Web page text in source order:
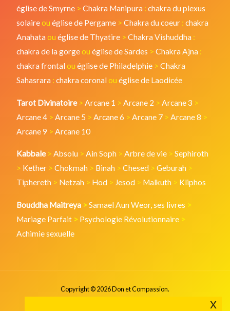
église de Smyrne > Chakra Manipura : chakra du plexus
solaireou église de Pergame > Chakra du coeur : chakra
Anahata ou église de Thyatire > Chakra Vishuddha :
chakra de la gorgeou église de Sardes > Chakra Ajna :
chakra frontalou église de Philadelphie > Chakra
Sahasrara : chakra coronal ou église de Laodicée
Tarot Divinatoire > Arcane 1 > Arcane 2 > Arcane 3 >
Arcane 4 > Arcane 5 > Arcane 6 > Arcane 7 > Arcane 8 >
Arcane 9 > Arcane 10
Kabbale> Absolu > Ain Soph > Arbre de vie > Sephiroth
> Kether > Chokmah > Binah > Chesed > Geburah >
Tiphereth > Netzah > Hod > Jesod > Malkuth > Kliphos
Bouddha Maitreya >Samael Aun Weor, ses livres >
Mariage Parfait > Psychologie Révolutionnaire >
Achimie sexuelle
Copyright © 2026 Don et Compassion.
x